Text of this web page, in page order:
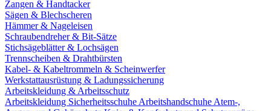
Zangen & Handtacker
Sägen & Blechscheren
Hämmer & Nageleisen
Schraubendreher & Bit-Sätze
Stichsägeblätter & Lochsägen
Trennscheiben & Drahtbürsten
Kabel- & Kabeltrommeln & Scheinwerfer
Werkstattausrüstung & Ladungssicherung
Arbeitskleidung & Arbeitsschutz
Arbeitskleidung Sicherheitsschuhe Arbeitshandschuhe Atem-,